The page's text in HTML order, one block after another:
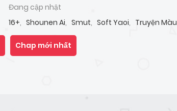
Đang cập nhật
16+, Shounen Ai, Smut, Soft Yaoi, Truyện Màu
Chap mới nhất